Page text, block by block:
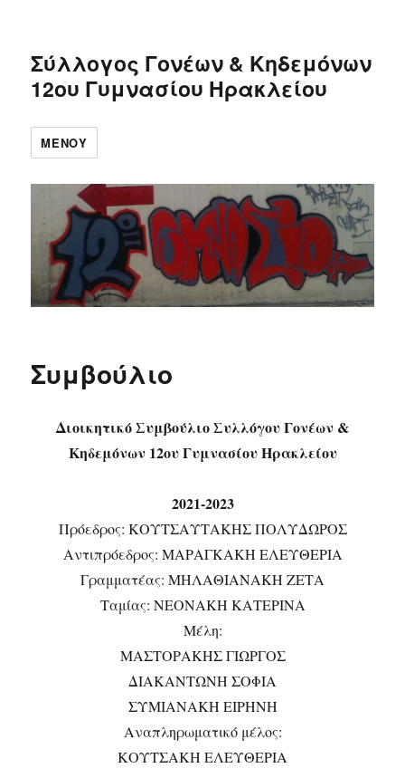
Σύλλογος Γονέων & Κηδεμόνων
12ου Γυμνασίου Ηρακλείου
ΜΕΝΟΎ
Συμβούλιο
Διοικητικό Συμβούλιο Συλλόγου Γονέων &
Κηδεμόνων 12ου Γυμνασίου Ηρακλείου
2021-2023
Πρόεδρος: ΚΟΥΤΣΑΥΤΑΚΗΣ ΠΟΛΥΔΩΡΟΣ
Αντιπρόεδρος: ΜΑΡΑΓΚΑΚΗ ΕΛΕΥΘΕΡΙΑ
Γραμματέας: ΜΗΛΑΘΙΑΝΑΚΗ ΖΕΤΑ
Ταμίας: ΝΕΟΝΑΚΗ ΚΑΤΕΡΙΝΑ
Μέλη:
ΜΑΣΤΟΡΑΚΗΣ ΓΙΩΡΓΟΣ
ΔΙΑΚΑΝΤΩΝΗ ΣΟΦΙΑ
ΣΥΜΙΑΝΑΚΗ ΕΙΡΗΝΗ
Αναπληρωματικό μέλος:
ΚΟΥΤΣΑΚΗ ΕΛΕΥΘΕΡΙΑ